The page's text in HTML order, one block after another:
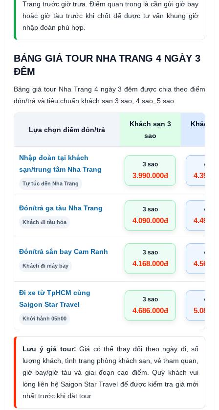
Trang trước giờ trưa. Điểm quan trọng là cần gửi giờ bay
hoặc giờ tàu trước khi chốt để được tư vấn khung giờ
nhập đoàn phù hợp.
BẢNG GIÁ TOUR NHA TRANG 4 NGÀY 3
ĐÊM
Bảng giá tour Nha Trang 4 ngày 3 đêm được chia theo điểm
đón/trả và tiêu chuẩn khách sạn 3 sao, 4 sao, 5 sao.
Lựa chọn điểm đón/trả
Khách sạn 3
sao
Khách
Nhập đoàn tại khách
sạn/trung tâm Nha Trang
Tự túc đến Nha Trang
3 sao
3.990.000đ
4 sao
Đón/trả ga tàu Nha Trang
Khách đi tàu hỏa
3 sao
4.090.000đ
4 sao
Đón/trả sân bay Cam Ranh
Khách đi máy bay
3 sao
4.168.000đ
4 sao
Đi xe từ TpHCM cùng
Saigon Star Travel
Khởi hành 05h00
3 sao
4.686.000đ
4 sao
Lưu ý giá tour: Giá có thể thay đổi theo ngày đi, số
lượng khách, tình trạng phòng khách sạn, vé tham quan,
giờ bay/giờ tàu và giai đoạn cao điểm. Quý khách vui
lòng liên hệ Saigon Star Travel để được kiểm tra giá mới
nhất trước khi đặt tour.